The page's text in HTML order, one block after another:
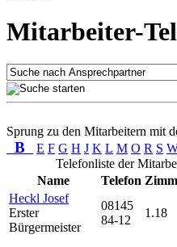
Mitarbeiter-
Sprung zu den Mitarbeitern mit
B E F G H J K L M O R S
Telefonliste der
Name
Telefon
Heckl Josef
Erster
Bürgermeister
08145
84-12
1.18